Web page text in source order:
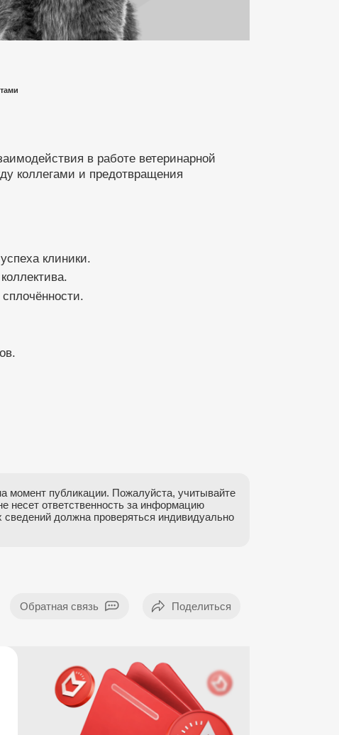
в работе ветеринарной
коллегами и предотвращения
клиники.
момент публикации. Пожалуйста, учитывайте
несет ответственность за информацию
должна проверяться индивидуально
Обратная связь